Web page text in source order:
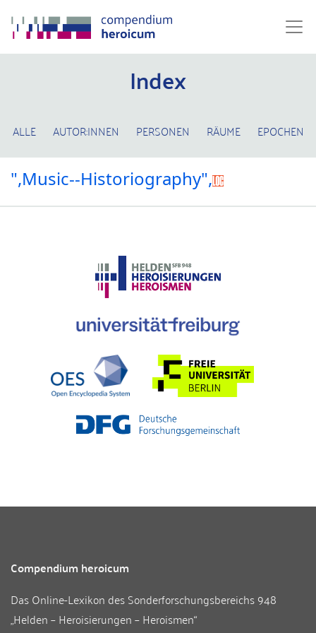
Index
ALLE AUTOR:INNEN PERSONEN RÄUME EPOCHEN
",Music--Historiography",
Compendium heroicum
Das Online-Lexikon desSonderforschungsbereichs 948
„Helden – Heroisierungen – Heroismen“